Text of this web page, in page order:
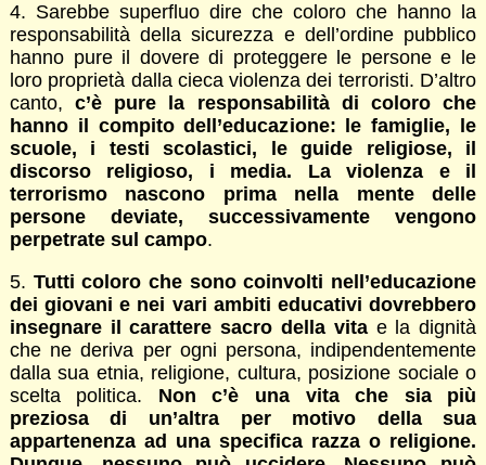
4. Sarebbe superfluo dire che coloro che hanno la
responsabilità della sicurezza e dell’ordine pubblico
hanno pure il dovere di proteggere le persone e le
loro proprietà dalla cieca violenza dei terroristi. D’altro
canto,c’è pure la responsabilità di coloro che
hanno il compito dell’educazione: le famiglie, le
scuole, i testi scolastici, le guide religiose, il
discorso religioso, i media. La violenza e il
terrorismo nascono prima nella mente delle
persone deviate, successivamente vengono
perpetrate sul campo.
5. Tutti coloro che sono coinvolti nell’educazione
dei giovani e nei vari ambiti educativi dovrebbero
insegnare il carattere sacro della vitae la dignità
che ne deriva per ogni persona, indipendentemente
dalla sua etnia, religione, cultura, posizione sociale o
scelta politica. Non c’è una vita che sia più
preziosa di un’altra per motivo della sua
appartenenza ad una specifica razza o religione.